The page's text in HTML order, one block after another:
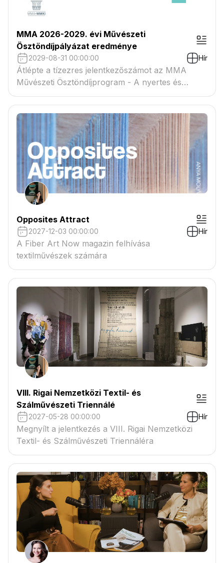
MMA 2026-2029. évi Művészeti
Ösztöndíjpályázat eredménye
2029-08-31 00:00:00 Hír
Átlépte a tízezres jelentkezőszámot az MMA
Művészeti Ösztöndíjprogram - A nyertes és
tartaléklistás pályázók névsora megtekinthető a
csatolmányban
Opposites Attract
2027-12-03 00:00:00 Hír
A Fiber Art Now magazin felhívása
textilművészek számára
VIII. Rigai Nemzetközi Textil- és
Szálművészeti Triennálé
2027-05-28 00:00:00 Hír
Megnyílt a jelentkezés a VIII. Rigai Nemzetközi
Textil- és Szálművészeti Triennáléra